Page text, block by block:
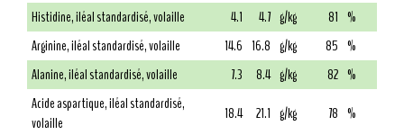
Histidine, iléal standardisé, volaille
4.1 4.7 g/kg 81 %
Arginine, iléal standardisé, volaille
14.6 16.8 g/kg 85 %
Alanine, iléal standardisé, volaille
7.3 8.4 g/kg 82 %
Acide aspartique, iléal standardisé,
volaille
18.4 21.1 g/kg 78 %